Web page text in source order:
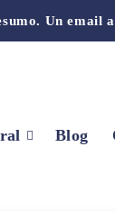
Un email
Blog